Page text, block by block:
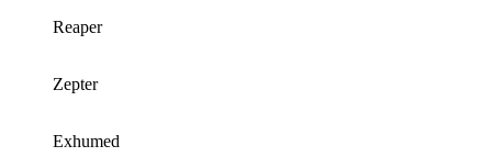
Reaper
Zepter
Exhumed